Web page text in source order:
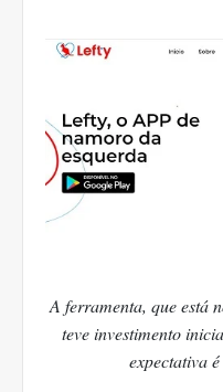
A ferramenta, que está
teve investimento
expectativa